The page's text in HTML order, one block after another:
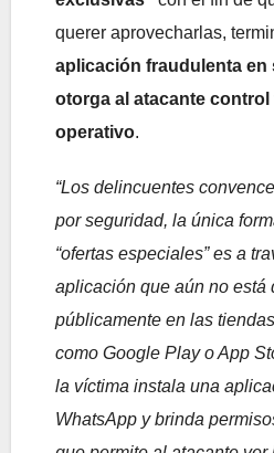
querer aprovecharlas,
aplicación fraudulenta en
otorga al atacante
operativo.
“Los delincuentes
por seguridad, la única
“ofertas especiales” es a
aplicación que aún no está
públicamente en las
como Google Play o App
la víctima instala una
WhatsApp y brinda